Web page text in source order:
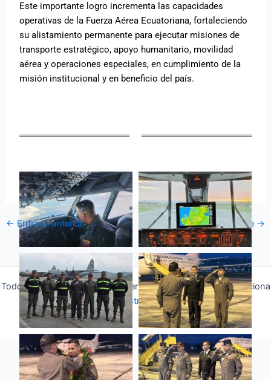
Este importante logro incrementa las capacidades
operativas de la Fuerza Aérea Ecuatoriana, fortaleciendo
su alistamiento permanente para ejecutar misiones de
transporte estratégico, apoyo humanitario, movilidad
aérea y operaciones especiales, en cumplimiento de la
misión institucional y en beneficio del país.
← Entrada anterior Entrada siguiente →
Todos los derechos © 2026 Fuerza Aérea Ecuatoriana | Funciona
gracias a Tema Astra para WordPress